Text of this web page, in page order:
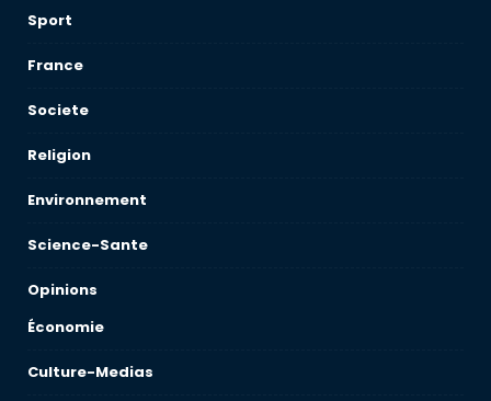
Sport
France
Societe
Religion
Environnement
Science-Sante
Opinions
Économie
Culture-Medias